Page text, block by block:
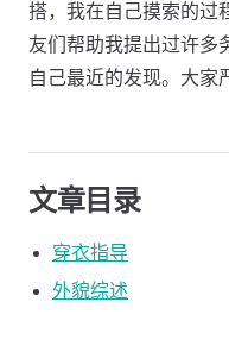
搭，我在自己摸索的过
友们帮助我提出过许多
自己最近的发现。大家
文章目录
穿衣指导
外貌综述